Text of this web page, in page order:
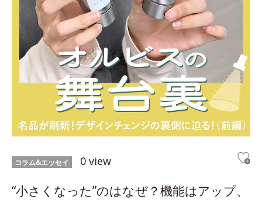
コラム&エッセイ 0 view
“小さくなった”のはなぜ？機能はアップ、